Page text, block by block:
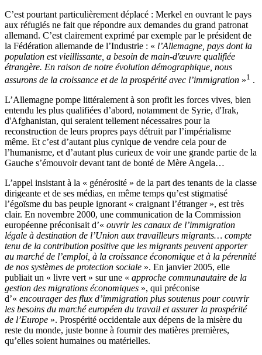
C’est pourtant particulièrement déplacé : Merkel en ouvrant le pays
aux réfugiés ne fait que répondre aux demandes du grand patronat
allemand. C’est clairement exprimé par exemple par le président de
la Fédération allemande de l’Industrie : « l’Allemagne, pays dont la
population est vieillissante, a besoin de main-d'œuvre qualifiée
étrangère. En raison de notre évolution démographique, nous
assurons de la croissance et de la prospérité avec l’immigration »1 .
L’Allemagne pompe littéralement à son profit les forces vives, bien
entendu les plus qualifiées d’abord, notamment de Syrie, d'Irak,
d'Afghanistan, qui seraient tellement nécessaires pour la
reconstruction de leurs propres pays détruit par l’impérialisme
même. Et c’est d’autant plus cynique de vendre cela pour de
l’humanisme, et d’autant plus curieux de voir une grande partie de la
Gauche s’émouvoir devant tant de bonté de Mère Angela…
L’appel insistant à la « générosité » de la part des tenants de la classe
dirigeante et de ses médias, en même temps qu’est stigmatisé
l’égoïsme du bas peuple ignorant « craignant l’étranger », est très
clair. En novembre 2000, une communication de la Commission
européenne préconisait d’« ouvrir les canaux de l’immigration
légale à destination de l’Union aux travailleurs migrants… compte
tenu de la contribution positive que les migrants peuvent apporter
au marché de l’emploi, à la croissance économique et à la pérennité
de nos systèmes de protection sociale ». En janvier 2005, elle
publiait un « livre vert » sur une « approche communautaire de la
gestion des migrations économiques », qui préconise
d’« encourager des flux d’immigration plus soutenus pour couvrir
les besoins du marché européen du travail et assurer la prospérité
de l’Europe ». Prospérité occidentale aux dépens de la misère du
reste du monde, juste bonne à fournir des matières premières,
qu’elles soient humaines ou matérielles.